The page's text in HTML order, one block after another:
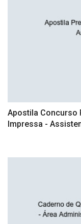
Apostila Concurso
Impressa -